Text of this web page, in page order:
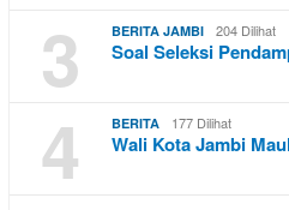
3 BERITA JAMBI 204 Dilihat
Soal Seleksi
4 BERITA 177 Dilihat
Wali Kota Jambi